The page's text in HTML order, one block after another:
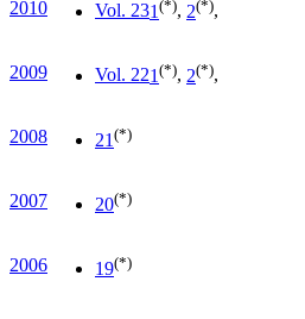
2010 Vol. 231 (*), 2(*),
2009 Vol. 221 (*), 2(*),
2008 21 (*)
2007 20(*)
2006 19(*)